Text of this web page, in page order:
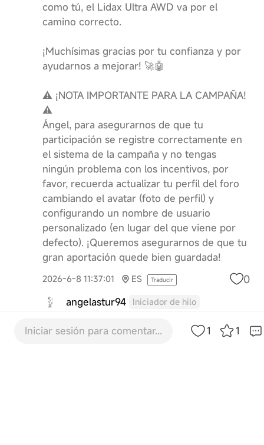
como tú, el Lidax Ultra AWD va por el
camino correcto.
¡Muchísimas gracias por tu confianza y por
ayudarnos a mejorar! 🚀🤖
⚠️ ¡NOTA IMPORTANTE PARA LA CAMPAÑA!
⚠️
Ángel, para asegurarnos de que tu
participación se registre correctamente en
el sistema de la campaña y no tengas
ningún problema con los incentivos, por
favor, recuerda actualizar tu perfil del foro
cambiando el avatar (foto de perfil) y
configurando un nombre de usuario
personalizado (en lugar del que viene por
defecto). ¡Queremos asegurarnos de que tu
gran aportación quede bien guardada!
2026-6-8 11:37:01 ES Traducir 0
angelastur94 Iniciador de hilo
Se conoce al ganador del primer
premio?
Iniciar sesión para comentar... 1 1